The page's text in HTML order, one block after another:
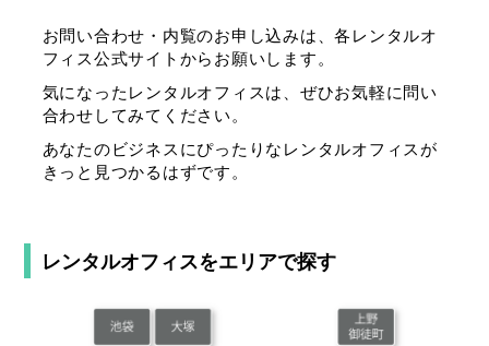
お問い合わせ・内覧のお申し込みは、各レンタルオ
フィス公式サイトからお願いします。
気になったレンタルオフィスは、ぜひお気軽に問い
合わせしてみてください。
あなたのビジネスにぴったりなレンタルオフィスが
きっと見つかるはずです。
レンタルオフィスをエリアで探す